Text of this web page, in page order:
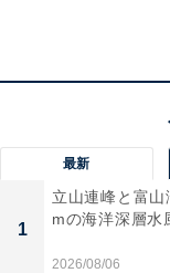
最新
1
立山連峰と富
mの海洋深層水
2026/08/06